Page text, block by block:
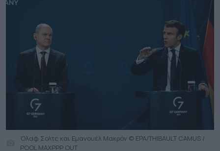
Όλαφ Σολτς και Εμανουέλ Μακρόν © EPA/THIBAULT CAMUS /
POOL MAXPPP OUT